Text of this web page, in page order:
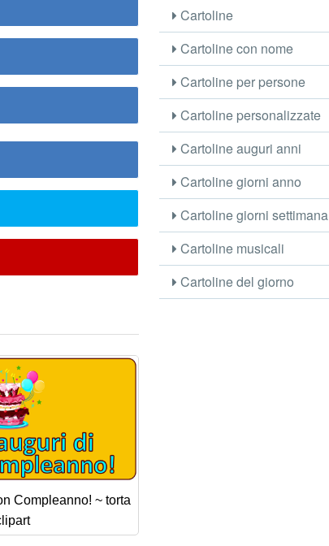
Compleanno! ~ torta
Cartoline
Cartoline con nome
Cartoline per persone
Cartoline personalizzate
Cartoline auguri anni
Cartoline giorni anno
Cartoline giorni settimana
Cartoline musicali
Cartoline del giorno